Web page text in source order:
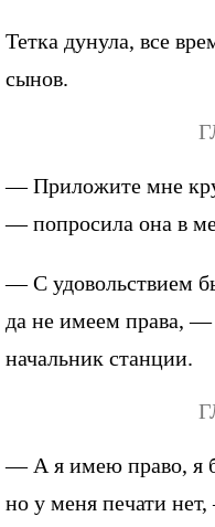
Тетка дунула, все
сынов.
— Приложите мне
— попросила она в
— С удовольствием
да не имеем права, —
начальник станции.
— А я имею право, я
но у меня печати